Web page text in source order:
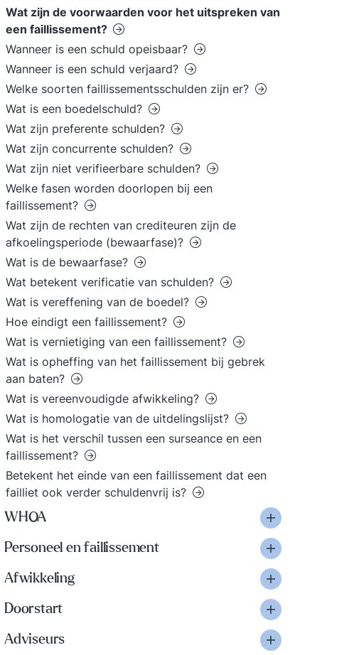
Wat zijn de voorwaarden voor het uitspreken van
een faillissement?
Wanneer is een schuld opeisbaar?
Wanneer is een schuld verjaard?
Welke soorten faillissementsschulden zijn er?
Wat is een boedelschuld?
Wat zijn preferente schulden?
Wat zijn concurrente schulden?
Wat zijn niet verifieerbare schulden?
Welke fasen worden doorlopen bij een
faillissement?
Wat zijn de rechten van crediteuren zijn de
afkoelingsperiode (bewaarfase)?
Wat is de bewaarfase?
Wat betekent verificatie van schulden?
Wat is vereffening van de boedel?
Hoe eindigt een faillissement?
Wat is vernietiging van een faillissement?
Wat is opheffing van het faillissement bij gebrek
aan baten?
Wat is vereenvoudigde afwikkeling?
Wat is homologatie van de uitdelingslijst?
Wat is het verschil tussen een surseance en een
faillissement?
Betekent het einde van een faillissement dat een
failliet ook verder schuldenvrij is?
WHOA
Personeel en faillissement
Afwikkeling
Doorstart
Adviseurs